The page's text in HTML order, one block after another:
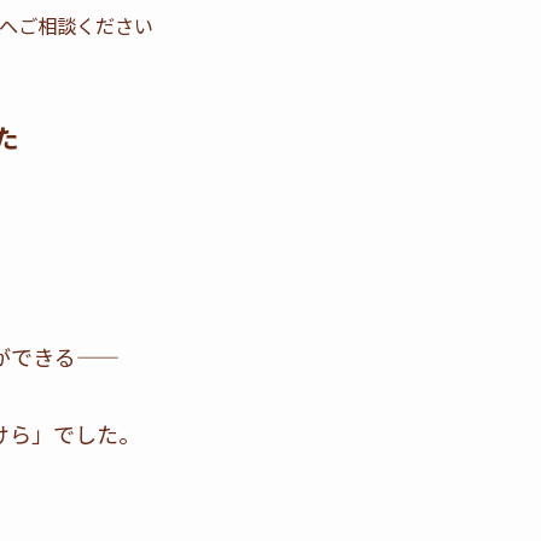
ご相談ください
できる——
」でした。